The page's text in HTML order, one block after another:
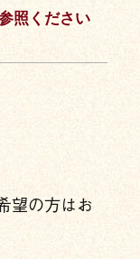
照ください
望の方はお